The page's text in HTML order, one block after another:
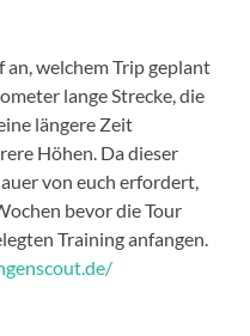
welchem Trip geplant
lange Strecke, die
längere Zeit
Höhen. Da dieser
von euch erfordert,
bevor die Tour
Training anfangen.